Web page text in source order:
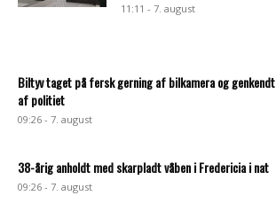
11:11 - 7. august
Biltyv taget på fersk gerning af bilkamera og genkendt
af politiet
09:26 - 7. august
38-årig anholdt med skarpladt våben i Fredericia i nat
09:26 - 7. august